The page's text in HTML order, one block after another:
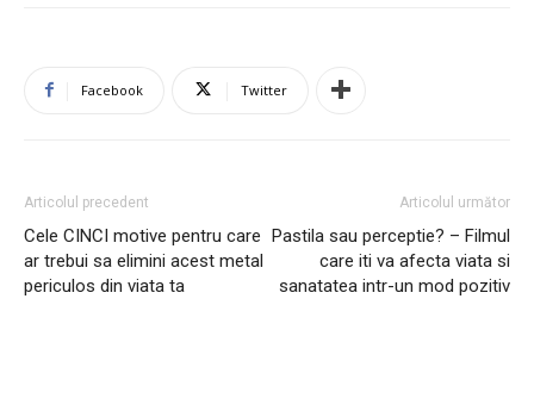
Facebook Twitter
Articolul precedent
Cele CINCI motive pentru care
ar trebui sa elimini acest metal
periculos din viata ta
Articolul următor
Pastila sau perceptie? – Filmul
care iti va afecta viata si
sanatatea intr-un mod pozitiv